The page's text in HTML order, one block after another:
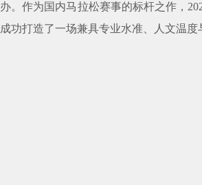
办。作为国内马拉松赛事的标杆之作，
成功打造了一场兼具专业水准、人文温